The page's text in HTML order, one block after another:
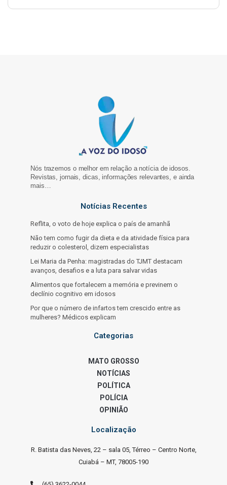
Nós trazemos o melhor em relação a notícia de idosos.
Revistas, jornais, dicas, informações relevantes, e ainda
mais…
Notícias Recentes
Reflita, o voto de hoje explica o país de amanhã
Não tem como fugir da dieta e da atividade física para
reduzir o colesterol, dizem especialistas
Lei Maria da Penha: magistradas do TJMT destacam
avanços, desafios e a luta para salvar vidas
Alimentos que fortalecem a memória e previnem o
declínio cognitivo em idosos
Por que o número de infartos tem crescido entre as
mulheres? Médicos explicam
Categorias
MATO GROSSO
NOTÍCIAS
POLÍTICA
POLÍCIA
OPINIÃO
Localização
R. Batista das Neves, 22 – sala 05, Térreo – Centro Norte,
Cuiabá – MT, 78005-190